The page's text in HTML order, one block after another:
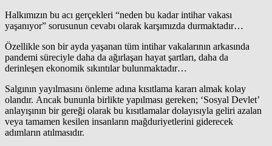
Halkımızın bu acı gerçekleri “neden bu kadar intihar vakası
yaşanıyor” sorusunun cevabı olarak karşımızda durmaktadır…
Özellikle son bir ayda yaşanan tüm intihar vakalarının arkasında
pandemi süreciyle daha da ağırlaşan hayat şartları, daha da
derinleşen ekonomik sıkıntılar bulunmaktadır…
Salgının yayılmasını önleme adına kısıtlama kararı almak kolay
olandır. Ancak bununla birlikte yapılması gereken; ‘Sosyal Devlet’
anlayışının bir gereği olarak bu kısıtlamalar dolayısıyla geliri azalan
veya tamamen kesilen insanların mağduriyetlerini giderecek
adımların atılmasıdır.